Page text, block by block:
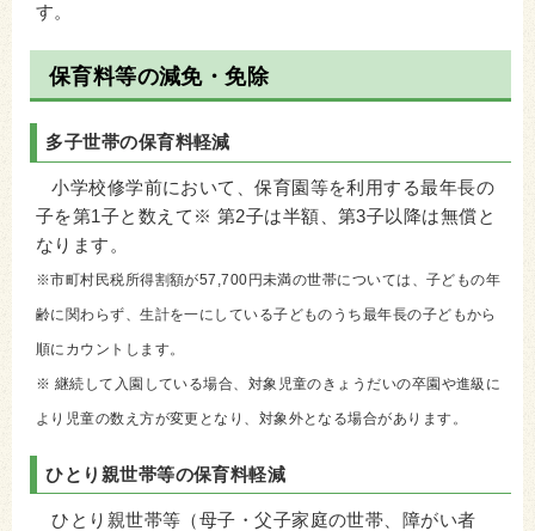
す。
保育料等の減免・免除
多子世帯の保育料軽減
小学校修学前において、保育園等を利用する最年長の
子を第1子と数えて※ 第2子は半額、第3子以降は無償と
なります。
※市町村民税所得割額が57,700円未満の世帯については、子どもの年
齢に関わらず、生計を一にしている子どものうち最年長の子どもから
順にカウントします。
※ 継続して入園している場合、対象児童のきょうだいの卒園や進級に
より児童の数え方が変更となり、対象外となる場合があります。
ひとり親世帯等の保育料軽減
ひとり親世帯等（母子・父子家庭の世帯、障がい者